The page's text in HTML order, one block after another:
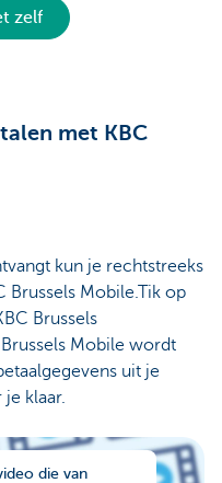
zelf
met KBC
kun je rechtstreeks
Brussels Mobile.Tik op
Brussels
Mobile wordt
uit je
klaar.
die van